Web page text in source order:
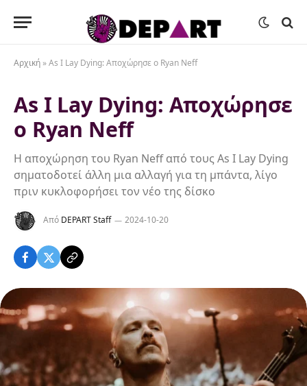
Αρχική »As I Lay Dying: Αποχώρησε ο Ryan Neff
As I Lay Dying: Αποχώρησε
ο Ryan Neff
Η αποχώρηση του Ryan Neff από τους As I Lay Dying
σηματοδοτεί άλλη μια αλλαγή για τη μπάντα, λίγο
πριν κυκλοφορήσει τον νέο της δίσκο
Από DEPART Staff 2024-10-20